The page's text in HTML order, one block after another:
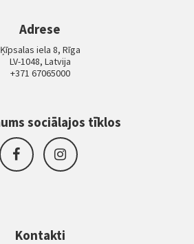
Adrese
Ķīpsalas iela 8, Rīga
LV-1048, Latvija
+371 67065000
sociālajos tīklos
Kontakti